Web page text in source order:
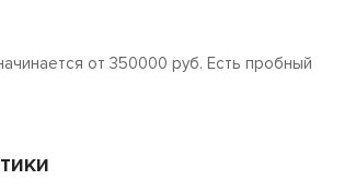
от 350000 руб. Есть пробный